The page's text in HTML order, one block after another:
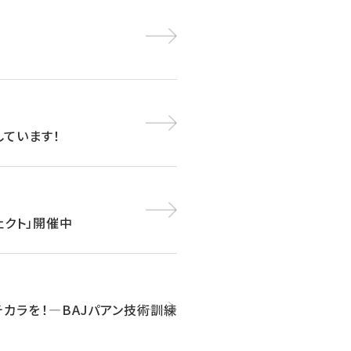
います！
ト」開催中
カラを！―BAJパアン技術訓練